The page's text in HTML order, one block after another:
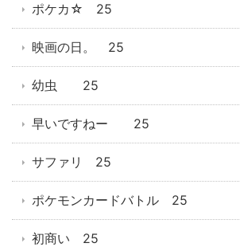
ポケカ☆ 25
映画の日。 25
幼虫 25
早いですねー 25
サファリ 25
ポケモンカードバトル 25
初商い 25